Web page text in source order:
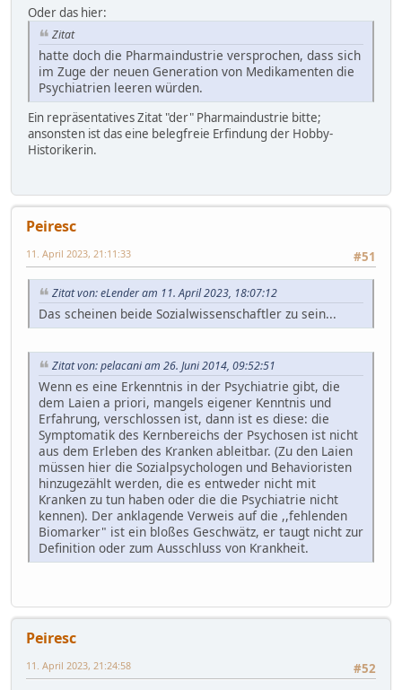
Oder das hier:
Zitat
hatte doch die Pharmaindustrie versprochen, dass sich
im Zuge der neuen Generation von Medikamenten die
Psychiatrien leeren würden.
Ein repräsentatives Zitat "der" Pharmaindustrie bitte;
ansonsten ist das eine belegfreie Erfindung der Hobby-
Historikerin.
Peiresc
#51
11. April 2023, 21:11:33
Zitat von: eLender am 11. April 2023, 18:07:12
Das scheinen beide Sozialwissenschaftler zu sein...
Zitat von: pelacani am 26. Juni 2014, 09:52:51
Wenn es eine Erkenntnis in der Psychiatrie gibt, die
dem Laien a priori, mangels eigener Kenntnis und
Erfahrung, verschlossen ist, dann ist es diese: die
Symptomatik des Kernbereichs der Psychosen ist nicht
aus dem Erleben des Kranken ableitbar. (Zu den Laien
müssen hier die Sozialpsychologen und Behavioristen
hinzugezählt werden, die es entweder nicht mit
Kranken zu tun haben oder die die Psychiatrie nicht
kennen). Der anklagende Verweis auf die ,,fehlenden
Biomarker" ist ein bloßes Geschwätz, er taugt nicht zur
Definition oder zum Ausschluss von Krankheit.
Peiresc
#52
11. April 2023, 21:24:58